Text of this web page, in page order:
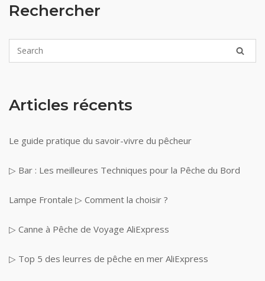
Rechercher
Articles récents
Le guide pratique du savoir-vivre du pêcheur
▷ Bar : Les meilleures Techniques pour la Pêche du Bord
Lampe Frontale ▷ Comment la choisir ?
▷ Canne à Pêche de Voyage AliExpress
▷ Top 5 des leurres de pêche en mer AliExpress